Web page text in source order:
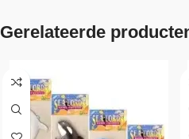
Gerelateerde